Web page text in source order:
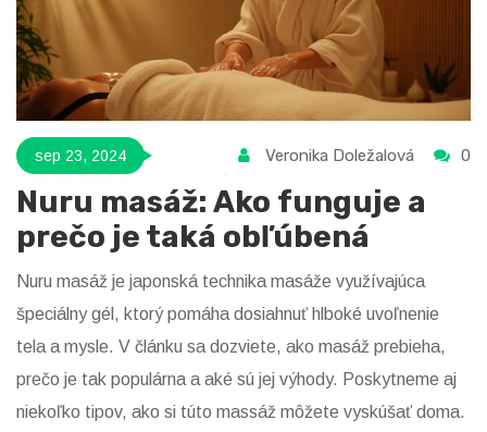
sep 23, 2024 Veronika Doležalová 0
Nuru masáž: Ako funguje a
prečo je taká obľúbená
Nuru masáž je japonská technika masáže využívajúca
špeciálny gél, ktorý pomáha dosiahnuť hlboké uvoľnenie
tela a mysle. V článku sa dozviete, ako masáž prebieha,
prečo je tak populárna a aké sú jej výhody. Poskytneme aj
niekoľko tipov, ako si túto massáž môžete vyskúšať doma.